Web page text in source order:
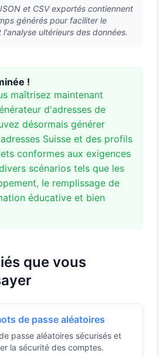
et CSV exportés contiennent
générés pour faciliter le
ultérieurs des données.
!
maîtrisez maintenant
d'adresses de
désormais générer
Suisse et des profils
conformes aux exigences
scénarios tels que les
le remplissage de
éducative et bien
que vous
de passe aléatoires
passe aléatoires sécurisés et
la sécurité des comptes.